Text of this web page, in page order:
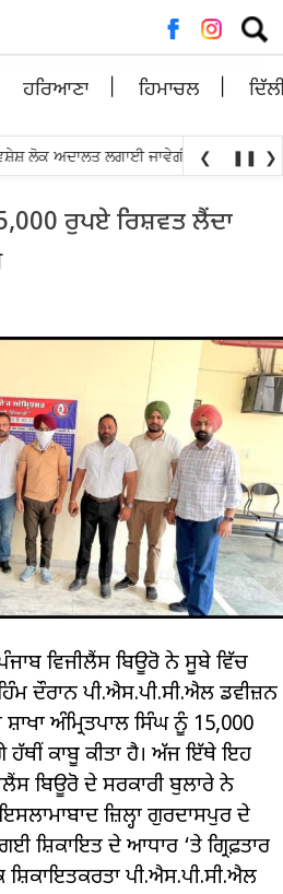
for:
ਹਰਿਆਣਾ ਹਿਮਾਚਲ
ਅਦਾਲਤ ਲਗਾਈ ਜਾਵੇਗੀ- ਮਾਣਯੋਗ ਜਿਲ੍ਹਾ
❮ ❚❚ ❯
ਰੁਪਏ ਰਿਸ਼ਵਤ ਲੈਂਦਾ
ਵਿਜੀਲੈਂਸ ਬਿਊਰੋ ਨੇ ਸੂਬੇ ਵਿੱਚ
ਦੌਰਾਨ ਪੀ.ਐਸ.ਪੀ.ਸੀ.ਐਲ ਡਵੀਜ਼ਨ
ਅੰਮ੍ਰਿਤਪਾਲ ਸਿੰਘ ਨੂੰ 15,000
ਕਾਬੂ ਕੀਤਾ ਹੈ। ਅੱਜ ਇੱਥੇ ਇਹ
ਬਿਊਰੋ ਦੇ ਸਰਕਾਰੀ ਬੁਲਾਰੇ ਨੇ
ਜ਼ਿਲ੍ਹਾ ਗੁਰਦਾਸਪੁਰ ਦੇ
ਸ਼ਿਕਾਇਤ ਦੇ ਆਧਾਰ ‘ਤੇ ਗ੍ਰਿਫ਼ਤਾਰ
ਸ਼ਿਕਾਇਤਕਰਤਾ ਪੀ.ਐਸ.ਪੀ.ਸੀ.ਐਲ